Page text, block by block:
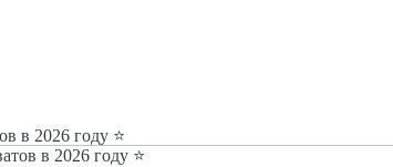
в 2026 году ⭐